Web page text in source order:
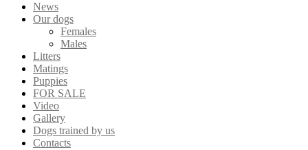
News
Our dogs
Females
Males
Litters
Matings
Puppies
FOR SALE
Video
Gallery
Dogs trained by us
Contacts